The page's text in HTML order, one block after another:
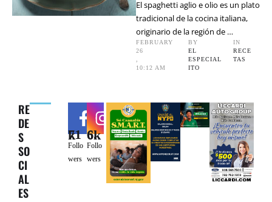
El spaghetti aglio e olio es un plato
tradicional de la cocina italiana,
originario de la región de …
FEBRUARY
26
,
10:12 AM
BY
EL
ESPECIAL
ITO
IN
RECE
TAS
RE
DE
S
SO
CI
AL
ES
71k
Follo
wers
6.6k
Follo
wers